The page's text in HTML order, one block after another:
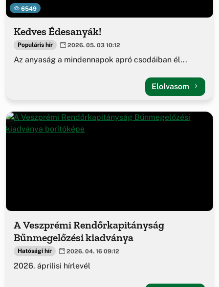
6549
Kedves Édesanyák!
Populáris hír 2026. 05. 03 10:12
Az anyaság a mindennapok apró csodáiban él...
Elolvasom
A Veszprémi Rendőrkapitányság
Bűnmegelőzési kiadványa
Hatósági hír 2026. 04. 16 09:12
2026. áprilisi hírlevél